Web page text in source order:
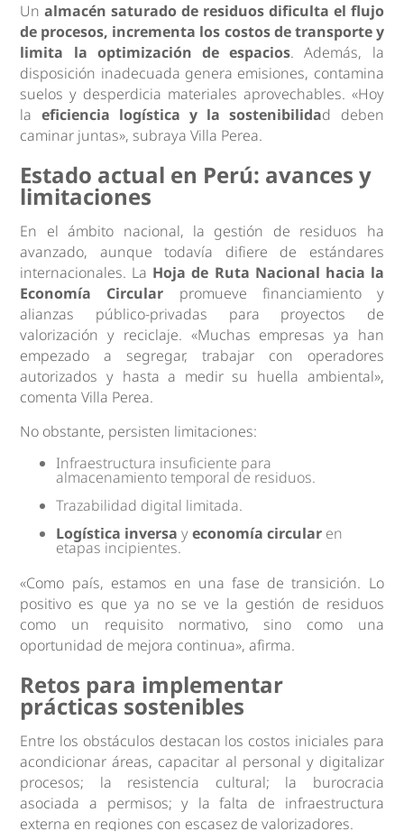
Unalmacén saturado de residuos dificulta el flujo
de procesos, incrementa los costos de transporte y
limita la optimización de espacios. Además, la
disposición inadecuada genera emisiones, contamina
suelos y desperdicia materiales aprovechables. «Hoy
la eficiencia logística y la sostenibilidad deben
caminar juntas», subraya Villa Perea.
Estado actual en Perú: avances y
limitaciones
En el ámbito nacional, la gestión de residuos ha
avanzado, aunque todavía difiere de estándares
internacionales. La Hoja de Ruta Nacional hacia la
Economía Circular promueve financiamiento y
alianzas público-privadas para proyectos de
valorización y reciclaje. «Muchas empresas ya han
empezado a segregar, trabajar con operadores
autorizados y hasta a medir su huella ambiental»,
comenta Villa Perea.
No obstante, persisten limitaciones:
Infraestructura insuficiente para
almacenamiento temporal de residuos.
Trazabilidad digital limitada.
Logística inversa yeconomía circular en
etapas incipientes.
«Como país, estamos en una fase de transición. Lo
positivo es que ya no se ve la gestión de residuos
como un requisito normativo, sino como una
oportunidad de mejora continua», afirma.
Retos para implementar
prácticas sostenibles
Entre los obstáculos destacan los costos iniciales para
acondicionar áreas, capacitar al personal y digitalizar
procesos; la resistencia cultural; la burocracia
asociada a permisos; y la falta de infraestructura
externa en regiones con escasez de valorizadores.